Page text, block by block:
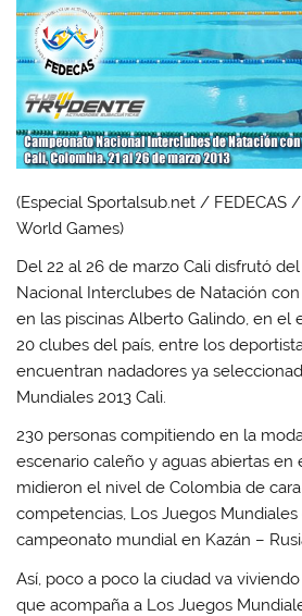
(Especial Sportalsub.net / FEDECAS
World Games)
Del 22 al 26 de marzo Cali disfrutó
Nacional Interclubes de Natación
en las piscinas Alberto Galindo, en el
20 clubes del país, entre los
encuentran nadadores ya
Mundiales 2013 Cali.
230 personas compitiendo en la
escenario caleño y aguas abiertas en
midieron el nivel de Colombia de
competencias, Los Juegos Mundiales
campeonato mundial en Kazán –
Así, poco a poco la ciudad va
que acompaña a Los Juegos